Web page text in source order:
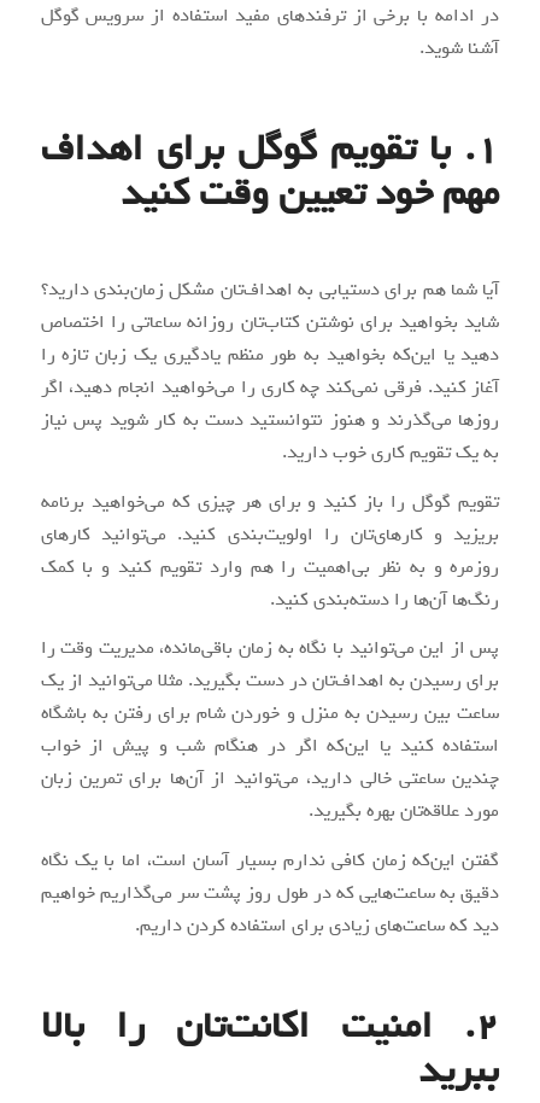
در ادامه با برخی از ترفندهای مفید استفاده از سرویس گوگل
آشنا شوید.
1. با تقویم گوگل برای اهداف
مهم خود تعیین وقت کنید
آیا شما هم برای دستیابی به اهداف‌تان مشکل زمان‌بندی دارید؟
شاید بخواهید برای نوشتن کتاب‌تان روزانه ساعاتی را اختصاص
دهید یا این‌که بخواهید به طور منظم یادگیری یک زبان تازه را
آغاز کنید. فرقی نمی‌کند چه کاری را می‌خواهید انجام دهید، اگر
روزها می‌گذرند و هنوز نتوانستید دست به کار شوید پس نیاز
به یک تقویم کاری خوب دارید.
تقویم گوگل را باز کنید و برای هر چیزی که می‌خواهید برنامه
بریزید و کارهای‌تان را اولویت‌بندی کنید. می‌توانید کارهای
روزمره و به نظر بی‌اهمیت را هم وارد تقویم کنید و با کمک
رنگ‌ها آن‌ها را دسته‌بندی کنید.
پس از این می‌توانید با نگاه به زمان باقی‌مانده، مدیریت وقت را
برای رسیدن به اهداف‌تان در دست بگیرید. مثلا می‌توانید از یک
ساعت بین رسیدن به منزل و خوردن شام برای رفتن به باشگاه
استفاده کنید یا این‌که اگر در هنگام شب و پیش از خواب
چندین ساعتی خالی دارید، می‌توانید از آن‌ها برای تمرین زبان
مورد علاقه‌تان بهره بگیرید.
گفتن این‌که زمان کافی ندارم بسیار آسان است، اما با یک نگاه
دقیق به ساعت‌هایی که در طول روز پشت سر می‌گذاریم خواهیم
دید که ساعت‌های زیادی برای استفاده کردن داریم.
2. امنیت اکانت‌تان را بالا
ببرید